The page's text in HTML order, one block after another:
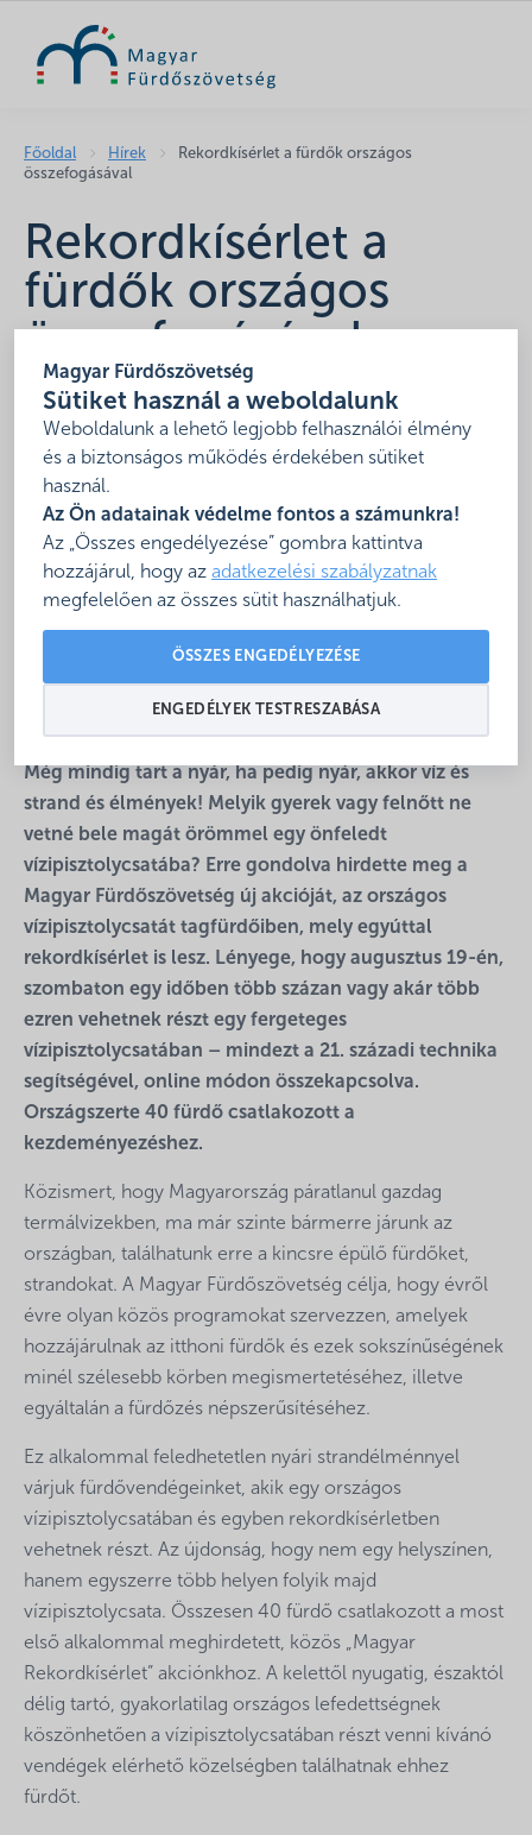
Magyar Fürdőszövetség
Sütiket használ a weboldalunk
Weboldalunk a lehető legjobb felhasználói élmény
és a biztonságos működés érdekében sütiket
használ.
Az Ön adatainak védelme fontos a számunkra!
Az „Összes engedélyezése” gombra kattintva
hozzájárul, hogy az adatkezelési szabályzatnak
megfelelően az összes sütit használhatjuk.
ÖSSZES ENGEDÉLYEZÉSE
ENGEDÉLYEK TESTRESZABÁSA
Főoldal Hírek
Rekordkísérlet a fürdők országos
összefogásával
Rekordkísérlet a
fürdők országos
összefogásával
2023. augusztus 8.
Magyar Rekordkísérlet – Országos vízipisztoly csata –
2023
Még mindig tart a nyár, ha pedig nyár, akkor víz és
strand és élmények! Melyik gyerek vagy felnőtt ne
vetné bele magát örömmel egy önfeledt
vízipisztolycsatába? Erre gondolva hirdette meg a
Magyar Fürdőszövetség új akcióját, az országos
vízipisztolycsatát tagfürdőiben, mely egyúttal
rekordkísérlet is lesz. Lényege, hogy augusztus 19-én,
szombaton egy időben több százan vagy akár több
ezren vehetnek részt egy fergeteges
vízipisztolycsatában – mindezt a 21. századi technika
segítségével, online módon összekapcsolva.
Országszerte 40 fürdő csatlakozott a
kezdeményezéshez.
Közismert, hogy Magyarország páratlanul gazdag
termálvizekben, ma már szinte bármerre járunk az
országban, találhatunk erre a kincsre épülő fürdőket,
strandokat. A Magyar Fürdőszövetség célja, hogy évről
évre olyan közös programokat szervezzen, amelyek
hozzájárulnak az itthoni fürdők és ezek sokszínűségének
minél szélesebb körben megismertetéséhez, illetve
egyáltalán a fürdőzés népszerűsítéséhez.
Ez alkalommal feledhetetlen nyári strandélménnyel
várjuk fürdővendégeinket, akik egy országos
vízipisztolycsatában és egyben rekordkísérletben
vehetnek részt. Az újdonság, hogy nem egy helyszínen,
hanem egyszerre több helyen folyik majd
vízipisztolycsata. Összesen 40 fürdő csatlakozott a most
első alkalommal meghirdetett, közös „Magyar
Rekordkísérlet” akciónkhoz. A kelettől nyugatig, északtól
délig tartó, gyakorlatilag országos lefedettségnek
köszönhetően a vízipisztolycsatában részt venni kívánó
vendégek elérhető közelségben találhatnak ehhez
fürdőt.